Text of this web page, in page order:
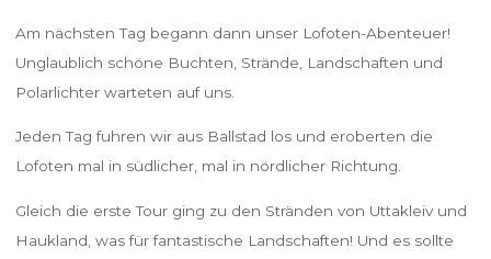
Am nächsten Tag begann dann unser Lofoten-Abenteuer!
Unglaublich schöne Buchten, Strände, Landschaften und
Polarlichter warteten auf uns.
Jeden Tag fuhren wir aus Ballstad los und eroberten die
Lofoten mal in südlicher, mal in nördlicher Richtung.
Gleich die erste Tour ging zu den Stränden von Uttakleiv und
Haukland, was für fantastische Landschaften! Und es sollte